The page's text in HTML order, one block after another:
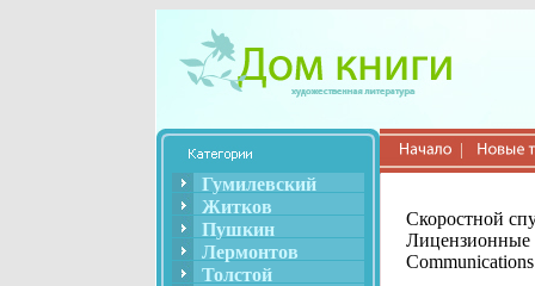
Гумилевский
Житков
Пушкин
Лермонтов
Толстой
Скоростной
Лицензионные